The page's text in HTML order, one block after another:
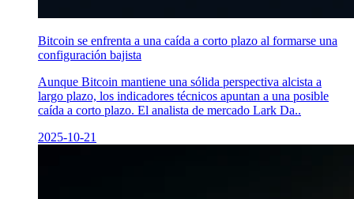
Bitcoin se enfrenta a una caída a corto plazo al formarse una
configuración bajista
Aunque Bitcoin mantiene una sólida perspectiva alcista a
largo plazo, los indicadores técnicos apuntan a una posible
caída a corto plazo. El analista de mercado Lark Da..
2025-10-21